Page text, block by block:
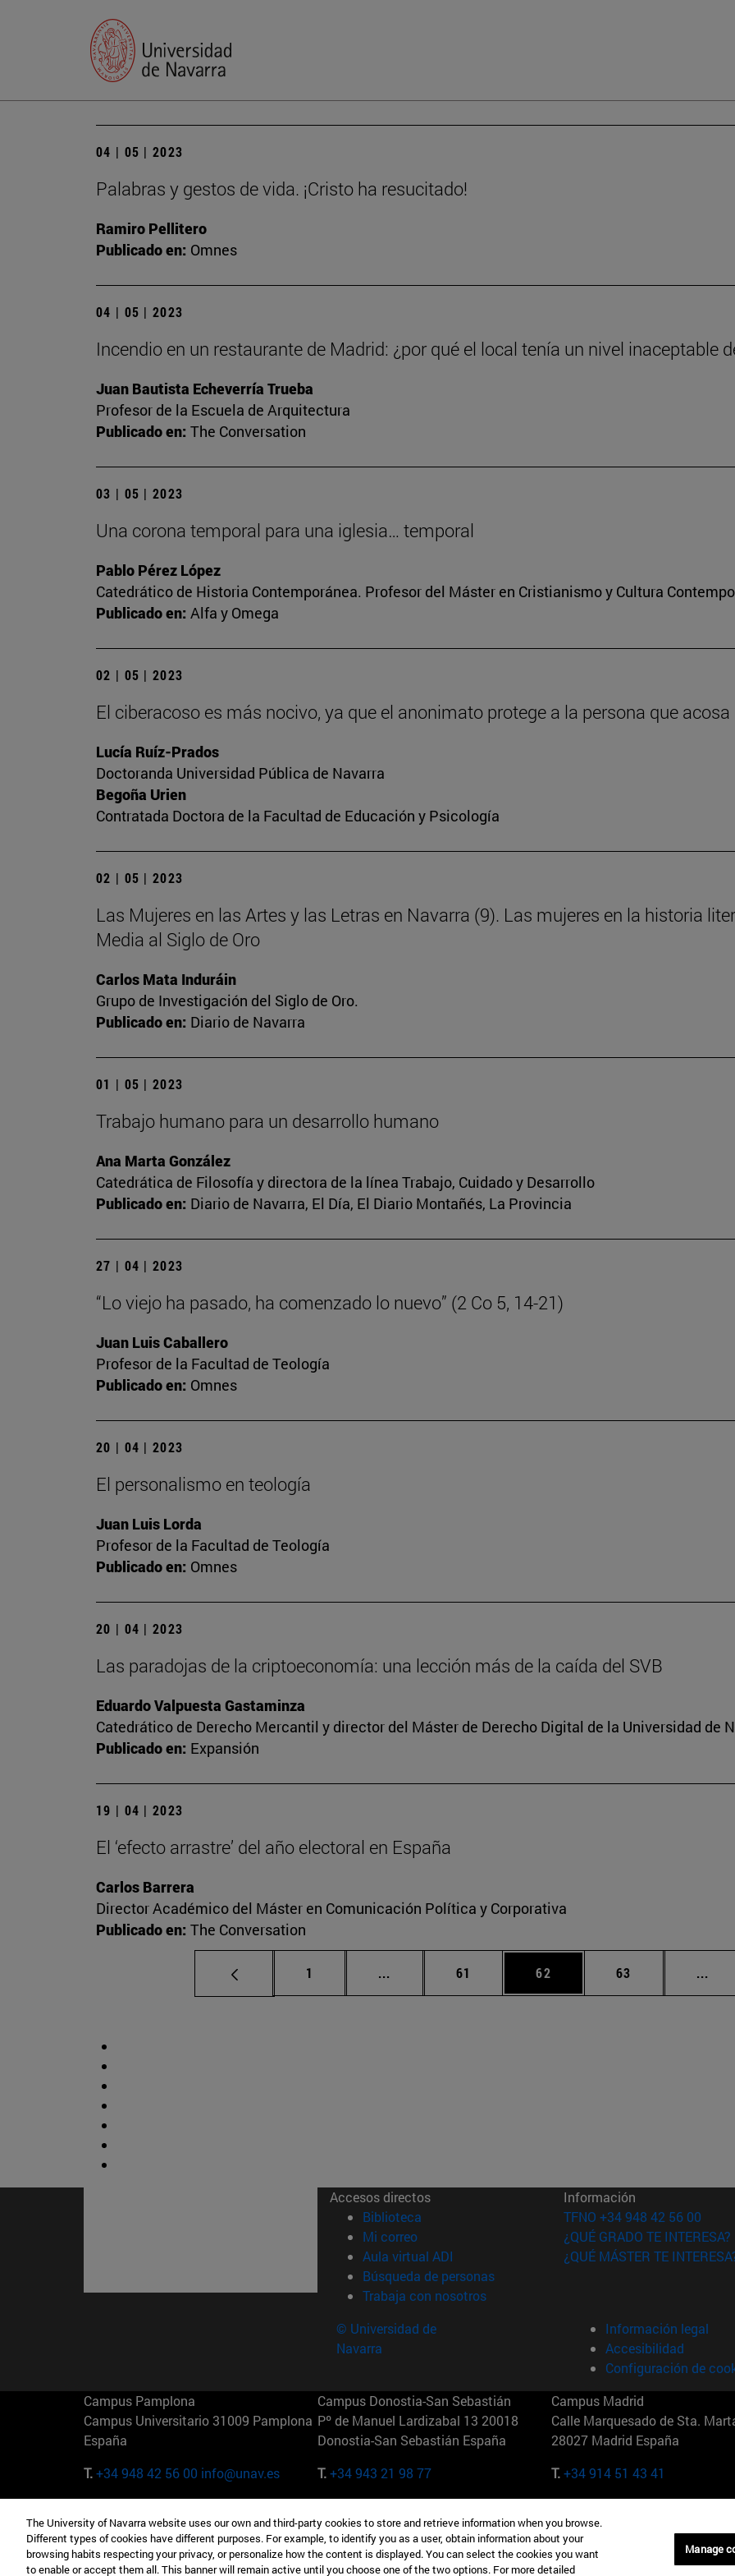
04 | 05 | 2023
Palabras y gestos de vida. ¡Cristo ha resucitado!
Ramiro Pellitero
Publicado en: Omnes
04 | 05 | 2023
Incendio en un restaurante de Madrid: ¿por qué el local tenía un nivel inaceptable
Juan Bautista Echeverría Trueba
Profesor de la Escuela de Arquitectura
Publicado en: The Conversation
03 | 05 | 2023
Una corona temporal para una iglesia… temporal
Pablo Pérez López
Catedrático de Historia Contemporánea. Profesor del Máster en Cristianismo y Cultura
Publicado en: Alfa y Omega
02 | 05 | 2023
El ciberacoso es más nocivo, ya que el anonimato protege a la persona que acosa
Lucía Ruíz-Prados
Doctoranda Universidad Pública de Navarra
Begoña Urien
Contratada Doctora de la Facultad de Educación y Psicología
02 | 05 | 2023
Las Mujeres en las Artes y las Letras en Navarra (9). Las mujeres en la historia
Media al Siglo de Oro
Carlos Mata Induráin
Grupo de Investigación del Siglo de Oro.
Publicado en: Diario de Navarra
01 | 05 | 2023
Trabajo humano para un desarrollo humano
Ana Marta González
Catedrática de Filosofía y directora de la línea Trabajo, Cuidado y Desarrollo
Publicado en: Diario de Navarra, El Día, El Diario Montañés, La Provincia
27 | 04 | 2023
“Lo viejo ha pasado, ha comenzado lo nuevo” (2 Co 5, 14-21)
Juan Luis Caballero
Profesor de la Facultad de Teología
Publicado en: Omnes
20 | 04 | 2023
El personalismo en teología
Juan Luis Lorda
Profesor de la Facultad de Teología
Publicado en: Omnes
20 | 04 | 2023
Las paradojas de la criptoeconomía: una lección más de la caída del SVB
Eduardo Valpuesta Gastaminza
Catedrático de Derecho Mercantil y director del Máster de Derecho Digital de la Universidad de
Publicado en: Expansión
19 | 04 | 2023
El ‘efecto arrastre’ del año electoral en España
Carlos Barrera
Director Académico del Máster en Comunicación Política y Corporativa
Publicado en: The Conversation
Página
1 ... Páginas intermedias Use TAB para desplazarse.
Página
61 Página
62 Página
63 ...
Accesos directos
Biblioteca (abre en nueva ventana)
Mi correo(abre en nueva ventana)
Aula virtual ADI (abre en nueva ventana)
Búsqueda de personas(abre en nueva ventana)
Trabaja con nosotros(abre en nueva ventana)
Información
TFNO +34 948 42 56 00
¿QUÉ GRADO TE INTERESA?
¿QUÉ MÁSTER TE
© Universidad de
Navarra
Información legal
Accesibilidad
Configuración de
Campus Pamplona
Campus Universitario 31009 Pamplona
España
T.+34 948 42 56 00 info@unav.es
Campus Donostia-San Sebastián
Pº de Manuel Lardizabal 13 20018
Donostia-San Sebastián España
T.+34 943 21 98 77
Campus Madrid
Calle Marquesado de Sta.
28027 Madrid España
T.+34 914 51 43 41
Camino del Cerro Águila 3 28023
Madrid España
165 W 57th St 10019-2201 Nueva York
EE.UU
Maria-Theresia-Straße 15 81675
Múnich Alemania
The University of Navarra website uses our own and third-party cookies to store and retrieve information when you browse.
Different types of cookies have different purposes. For example, to identify you as a user, obtain information about your
browsing habits respecting your privacy, or personalize how the content is displayed. You can select the cookies you want
to enable or accept them all. This banner will remain active until you choose one of the two options. For more detailed
Manage